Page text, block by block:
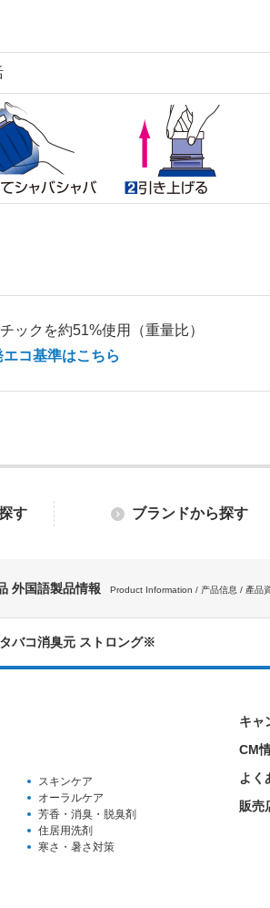
ックを約51%使用（重量比）
コ基準はこちら
す ブランドから探す
外国語製品情報 Product Information / 产品信息 / 產品
タバコ消臭元 ストロング※
スキンケア
オーラルケア
芳香・消臭・脱臭剤
住居用洗剤
寒さ・暑さ対策
キャ
CM
よく
販売